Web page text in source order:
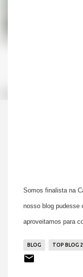
Somos finalista na
nosso blog pudesse
aproveitamos para
BLOG TOP BLOG